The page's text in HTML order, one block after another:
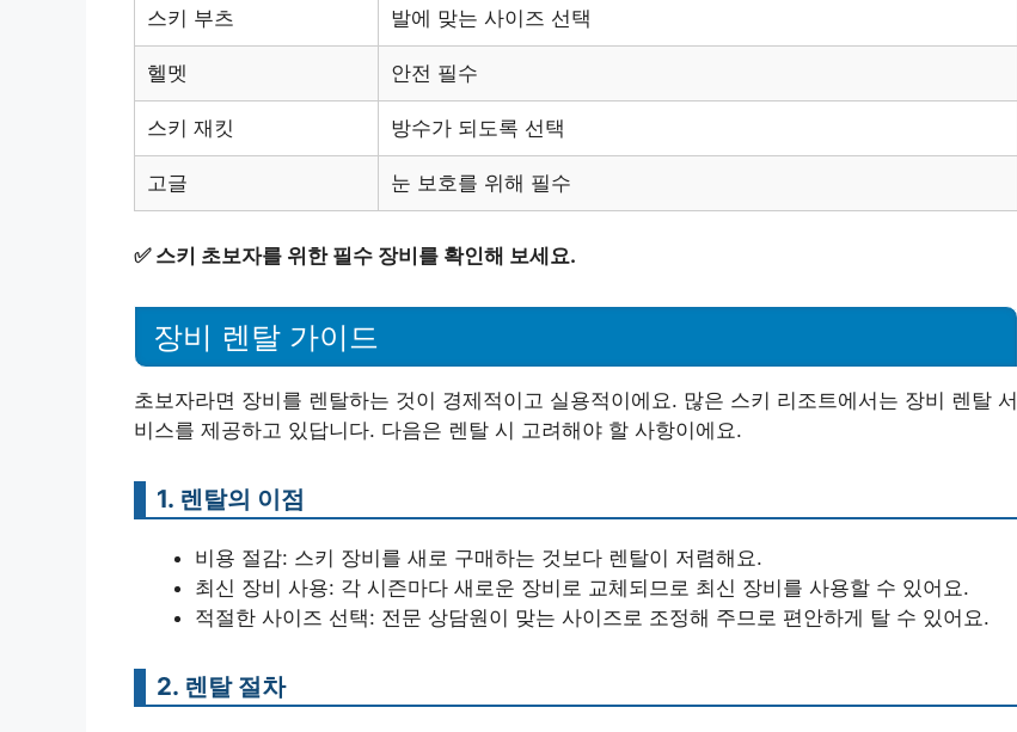
스키 부츠 발에 맞는 사이즈 선택
헬멧 안전 필수
스키 재킷 방수가 되도록 선택
고글 눈 보호를 위해 필수
✅ 스키 초보자를 위한 필수 장비를 확인해 보세요.
장비 렌탈 가이드
초보자라면 장비를 렌탈하는 것이 경제적이고 실용적이에요. 많은 스키 리조트에서는 장비 렌탈 서
비스를 제공하고 있답니다. 다음은 렌탈 시 고려해야 할 사항이에요.
1. 렌탈의 이점
비용 절감: 스키 장비를 새로 구매하는 것보다 렌탈이 저렴해요.
최신 장비 사용: 각 시즌마다 새로운 장비로 교체되므로 최신 장비를 사용할 수 있어요.
적절한 사이즈 선택: 전문 상담원이 맞는 사이즈로 조정해 주므로 편안하게 탈 수 있어요.
2. 렌탈 절차